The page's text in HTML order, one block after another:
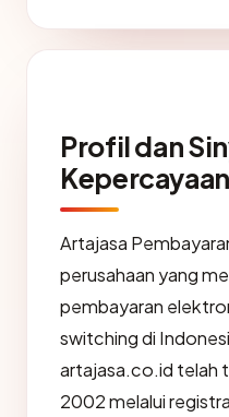
Profil dan
Kepercayaan
Artajasa
perusahaan yang
pembayaran
switching di
artajasa.co.id telah
2002 melalui